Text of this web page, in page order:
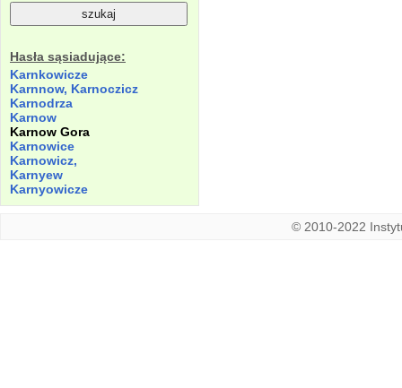
Hasła sąsiadujące:
Karnkowicze
Karnnow, Karnoczicz
Karnodrza
Karnow
Karnow Gora
Karnowice
Karnowicz,
Karnyew
Karnyowicze
© 2010-2022